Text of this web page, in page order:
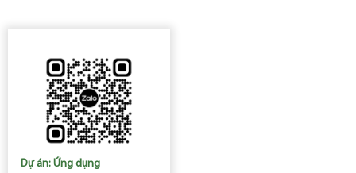
Dự án: Ứng dụng